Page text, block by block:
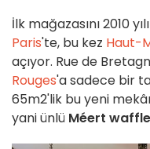
İlk mağazasını 2010
Paris'te, bu kez Haut-
açıyor. Rue de
Rouges'a sadece bir
65m2'lik bu yeni
yani ünlü Méert waffle